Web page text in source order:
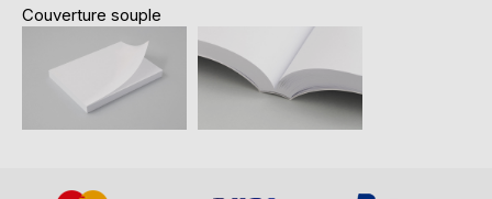
Couverture souple